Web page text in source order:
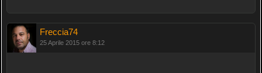
Freccia74
25 Aprile 2015 ore 8:12